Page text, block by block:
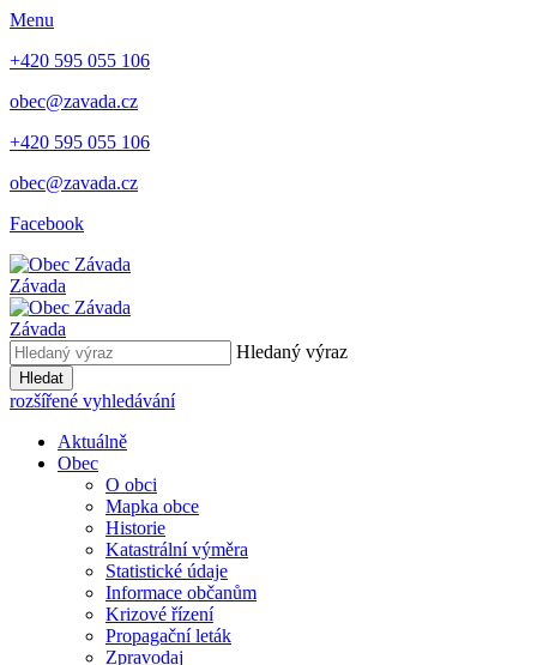
Menu
+420 595 055 106
obec@zavada.cz
+420 595 055 106
obec@zavada.cz
Facebook
Závada
Závada
Hledaný výraz
Hledat
rozšířené vyhledávání
Aktuálně
Obec
O obci
Mapka obce
Historie
Katastrální výměra
Statistické údaje
Informace občanům
Krizové řízení
Propagační leták
Zpravodaj